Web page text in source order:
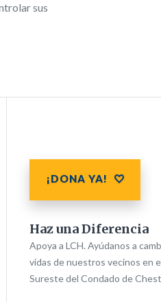
sus
¡DONA YA!
Haz una Diferencia
Apoya a LCH. Ayúdanos a
vidas de nuestros vecinos en
Sureste del Condado de